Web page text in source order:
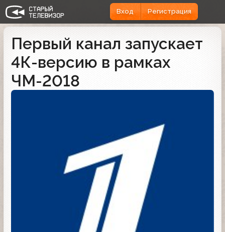
Вход Регистрация
Первый канал запускает
4К-версию в рамках
ЧМ-2018